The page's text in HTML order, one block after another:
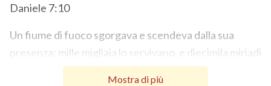
Daniele 7:10
Un fiume di fuoco sgorgava e scendeva dalla sua
presenza; mille migliaia lo servivano, e diecimila miriadi
gli stavan davanti. Il giudizio si tenne, e i libri furono
Mostra di più